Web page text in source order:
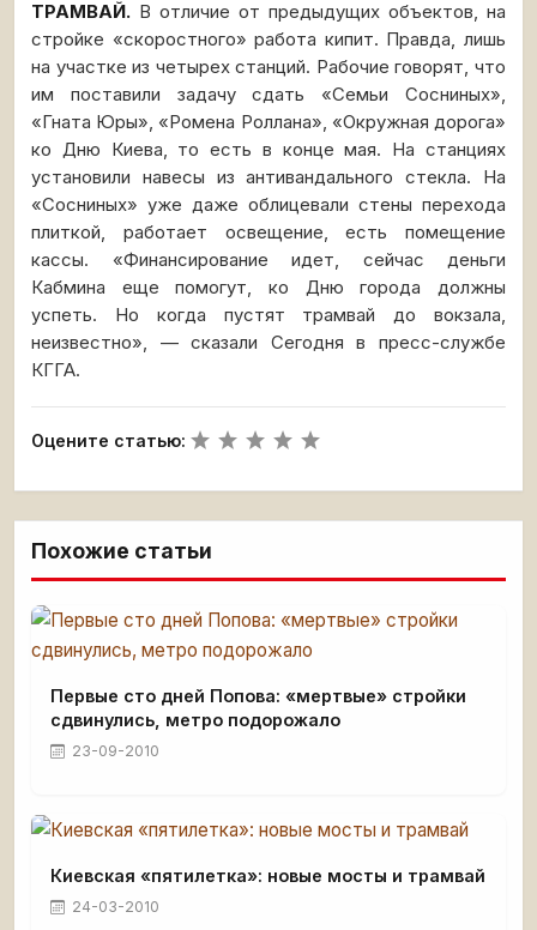
ТРАМВАЙ. В отличие от предыдущих объектов, на
стройке «скоростного» работа кипит. Правда, лишь
на участке из четырех станций. Рабочие говорят, что
им поставили задачу сдать «Семьи Сосниных»,
«Гната Юры», «Ромена Роллана», «Окружная дорога»
ко Дню Киева, то есть в конце мая. На станциях
установили навесы из антивандального стекла. На
«Сосниных» уже даже облицевали стены перехода
плиткой, работает освещение, есть помещение
кассы. «Финансирование идет, сейчас деньги
Кабмина еще помогут, ко Дню города должны
успеть. Но когда пустят трамвай до вокзала,
неизвестно», — сказали Сегодня в пресс-службе
КГГА.
Оцените статью:
Похожие статьи
Первые сто дней Попова: «мертвые» стройки
сдвинулись, метро подорожало
23-09-2010
Киевская «пятилетка»: новые мосты и трамвай
24-03-2010